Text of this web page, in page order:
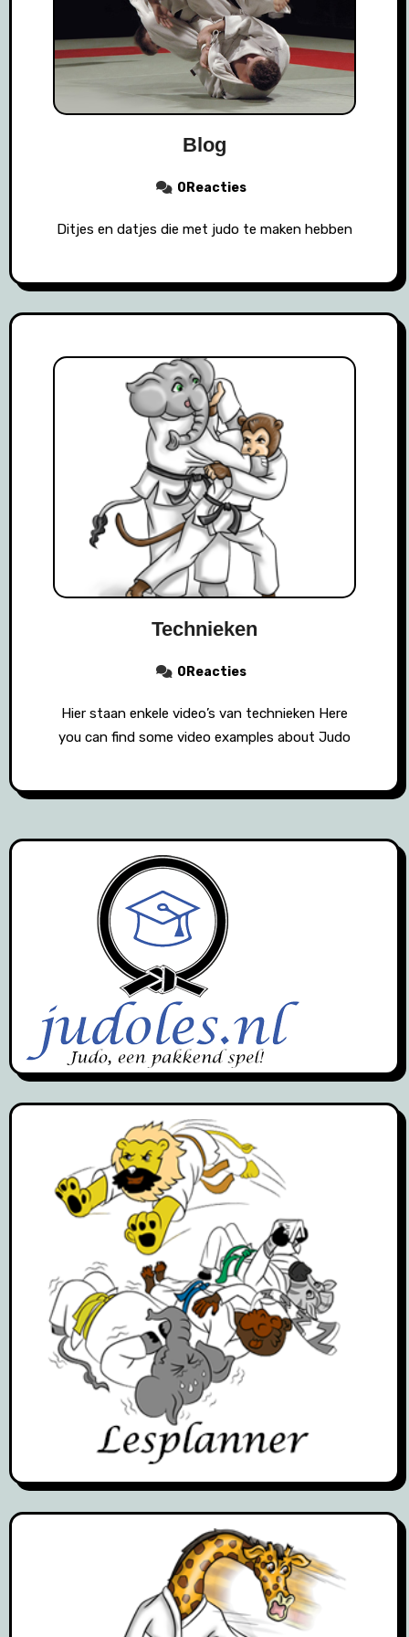
Blog
0Reacties
Ditjes en datjes die met judo te maken hebben
Technieken
0Reacties
Hier staan enkele video’s van technieken Here
you can find some video examples about Judo